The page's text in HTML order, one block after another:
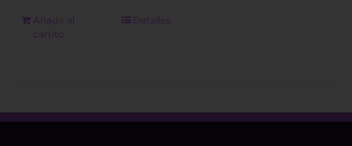
Añadir al
carrito
Detalles